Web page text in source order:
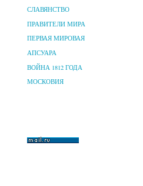
СЛАВЯНСТВО
ПРАВИТЕЛИ МИРА
ПЕРВАЯ МИРОВАЯ
АПСУАРА
ВОЙНА 1812 ГОДА
МОСКОВИЯ